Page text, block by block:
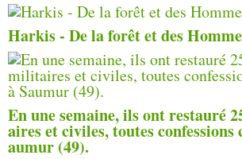
Harkis - De la forêt et des
En une semaine, ils ont restauré
aires et civiles, toutes confessions
aumur (49).